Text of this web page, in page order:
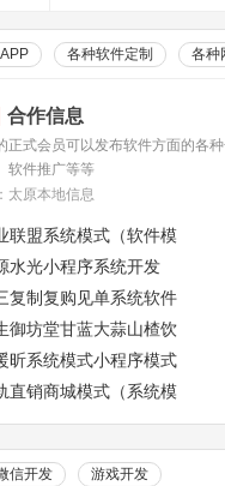
各种软件定制 各种
合作信息
正式会员可以发布软件方面的各
软件推广等等
太原本地信息
联盟系统模式（软件模
水光小程序系统开发
复制复购见单系统软件
御坊堂甘蓝大蒜山楂饮
昕系统模式小程序模式
直销商城模式（系统模
信开发 游戏开发